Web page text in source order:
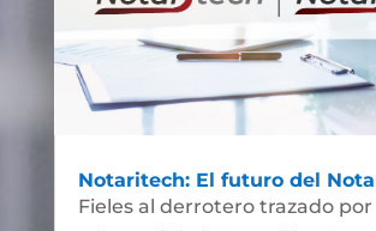
Notaritech: El futuro del
Fieles al derrotero trazado por